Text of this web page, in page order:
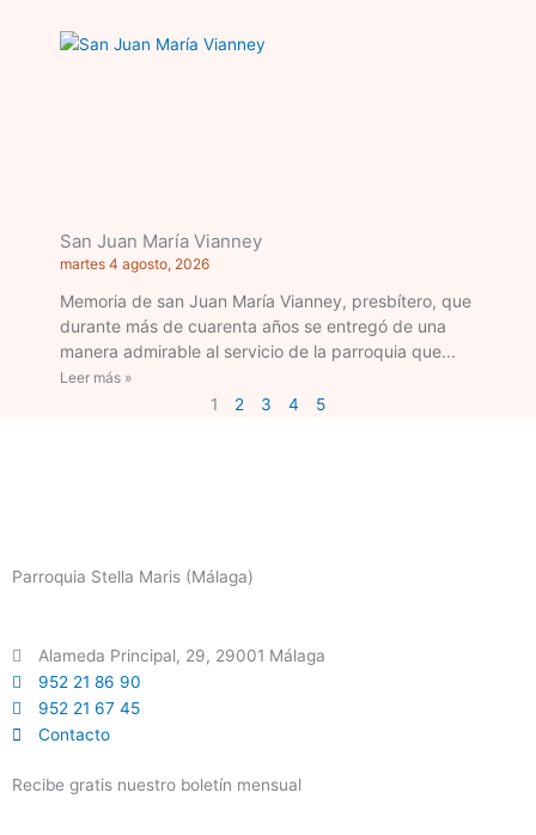
San Juan María Vianney
martes 4 agosto, 2026
Memoria de san Juan María Vianney, presbítero, que
durante más de cuarenta años se entregó de una
manera admirable al servicio de la parroquia que
Leer más »
1 2 3 4 5
Parroquia Stella Maris (Málaga)
Alameda Principal, 29, 29001 Málaga
952 21 86 90
952 21 67 45
Contacto
Recibe gratis nuestro boletín mensual